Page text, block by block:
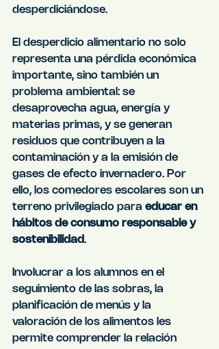
desperdiciándose.
El desperdicio alimentario no solo
representa una pérdida económica
importante, sino también un
problema ambiental: se
desaprovecha agua, energía y
materias primas, y se generan
residuos que contribuyen a la
contaminación y a la emisión de
gases de efecto invernadero. Por
ello, los comedores escolares son un
terreno privilegiado para educar en
hábitos de consumo responsable y
sostenibilidad.
Involucrar a los alumnos en el
seguimiento de las sobras, la
planificación de menús y la
valoración de los alimentos les
permite comprender la relación